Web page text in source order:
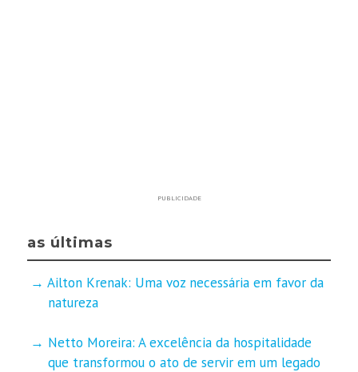
PUBLICIDADE
as últimas
Ailton Krenak: Uma voz necessária em favor da
natureza
Netto Moreira: A excelência da hospitalidade
que transformou o ato de servir em um legado